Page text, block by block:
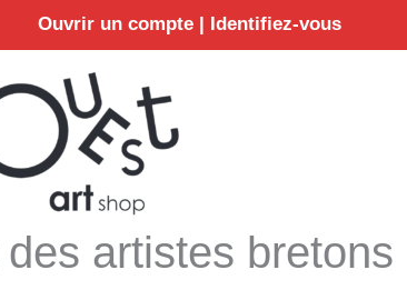
Ouvrir un compte | Identifiez-vous
artistes bretons